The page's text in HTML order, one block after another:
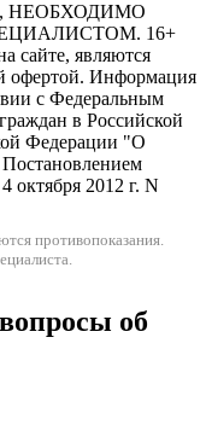
НЕОБХОДИМО
16+
сайте, являются
офертой. Информация
с Федеральным
в Российской
Федерации "О
октября 2012 г. N
противопоказания.
об